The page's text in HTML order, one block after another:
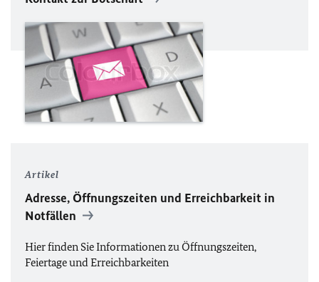
Artikel
Adresse, Öffnungszeiten und Erreichbarkeit in
Notfällen
Hier finden Sie Informationen zu Öffnungszeiten,
Feiertage und Erreichbarkeiten